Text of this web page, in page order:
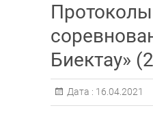
Протоколы
Биектау»
Дата : 16.04.2021